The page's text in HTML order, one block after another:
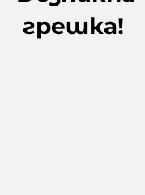
грешка!